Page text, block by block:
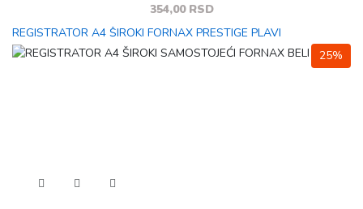
354,00 RSD
REGISTRATOR A4 ŠIROKI FORNAX PRESTIGE PLAVI
25%